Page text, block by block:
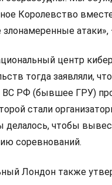
Королевство
центр
тогда заявляли,
ВС РФ (бывшее ГРУ)
стали
делалось, чтобы
соревнований.
Лондон также